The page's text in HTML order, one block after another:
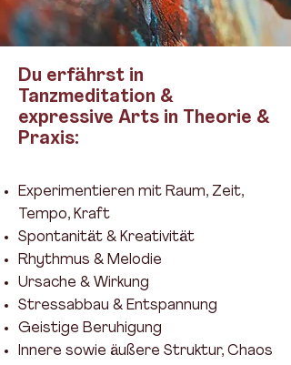
Du erfährst in
Tanzmeditation &
expressive Arts in Theorie &
Praxis:
Experimentieren mit Raum, Zeit,
Tempo, Kraft
Spontanität & Kreativität
Rhythmus & Melodie
Ursache & Wirkung
Stressabbau & Entspannung
Geistige Beruhigung
Innere sowie äußere Struktur, Chaos